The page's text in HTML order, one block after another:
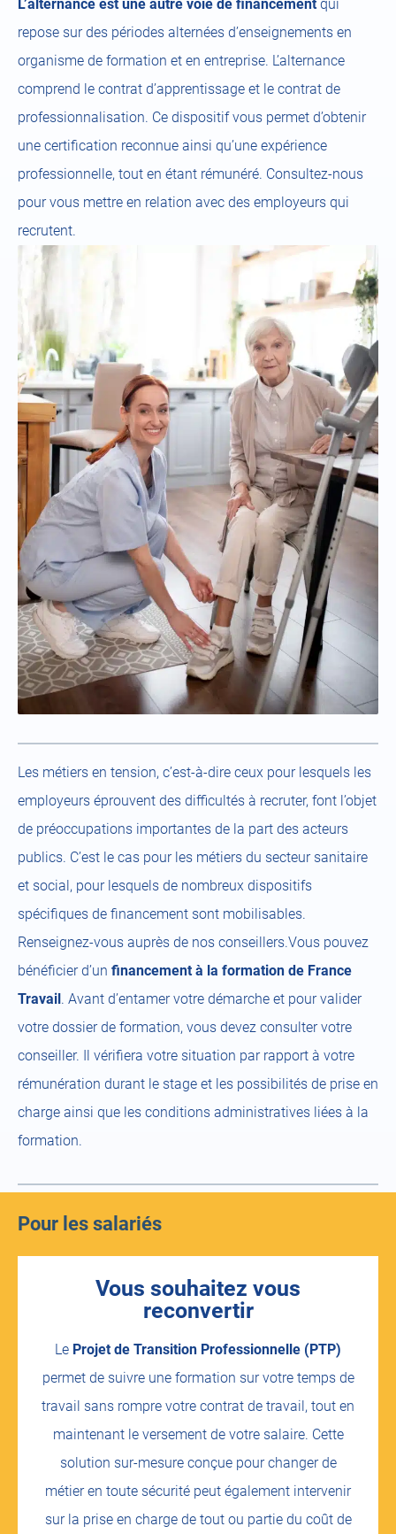
L’alternance est une autre voie de financement qui
repose sur des périodes alternées d’enseignements en
organisme de formation et en entreprise. L’alternance
comprend le contrat d’apprentissage et le contrat de
professionnalisation. Ce dispositif vous permet d’obtenir
une certification reconnue ainsi qu’une expérience
professionnelle, tout en étant rémunéré. Consultez-nous
pour vous mettre en relation avec des employeurs qui
recrutent.
Les métiers en tension, c’est-à-dire ceux pour lesquels les
employeurs éprouvent des difficultés à recruter, font l’objet
de préoccupations importantes de la part des acteurs
publics. C’est le cas pour les métiers du secteur sanitaire
et social, pour lesquels de nombreux dispositifs
spécifiques de financement sont mobilisables.
Renseignez-vous auprès de nos conseillers.Vous pouvez
bénéficier d’un financement à la formation de France
Travail . Avant d’entamer votre démarche et pour valider
votre dossier de formation, vous devez consulter votre
conseiller. Il vérifiera votre situation par rapport à votre
rémunération durant le stage et les possibilités de prise en
charge ainsi que les conditions administratives liées à la
formation.
Pour les salariés
Vous souhaitez vous
reconvertir
Le Projet de Transition Professionnelle (PTP)
permet de suivre une formation sur votre temps de
travail sans rompre votre contrat de travail, tout en
maintenant le versement de votre salaire. Cette
solution sur-mesure conçue pour changer de
métier en toute sécurité peut également intervenir
sur la prise en charge de tout ou partie du coût de